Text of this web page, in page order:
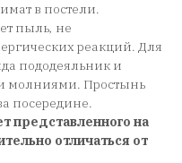
в постели.
пыль, не
реакций. Для
пододеяльник и
молниями. Простынь
посередине.
представленного на
отличаться от